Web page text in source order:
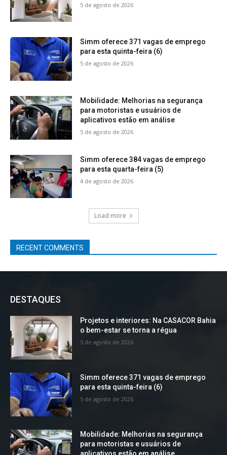
5 de agosto de 2026
Simm oferece 371 vagas de emprego
para esta quinta-feira (6)
5 de agosto de 2026
Mobilidade: Melhorias na segurança
para motoristas e usuários de
aplicativos estão em análise
5 de agosto de 2026
Simm oferece 384 vagas de emprego
para esta quarta-feira (5)
4 de agosto de 2026
Load more
RECENT COMMENTS
DESTAQUES
Projetos e interiores: Na CASACOR Bahia
o bem-estar se torna a régua
5 de agosto de 2026
Simm oferece 371 vagas de emprego
para esta quinta-feira (6)
5 de agosto de 2026
Mobilidade: Melhorias na segurança
para motoristas e usuários de
aplicativos estão em análise